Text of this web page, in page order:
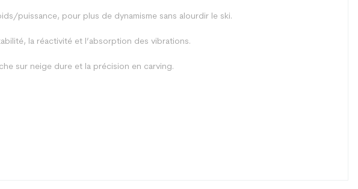
puissance, pour plus de dynamisme sans alourdir le ski.
la réactivité et l’absorption des vibrations.
sur neige dure et la précision en carving.